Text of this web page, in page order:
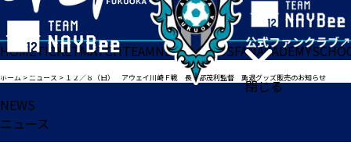
閉じる
HOMETICKETMATCHTEAMNEWSGOODSFANACADEMY
ホーム >ニュース > １２／８（日） アウェイ川崎Ｆ戦 長谷部茂利監督 勇退グッズ販売のお知らせ
NEWS
ニュース